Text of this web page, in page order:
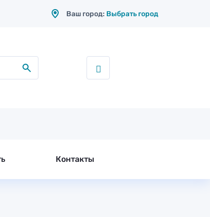
Ваш город: Выбрать город
Контакты